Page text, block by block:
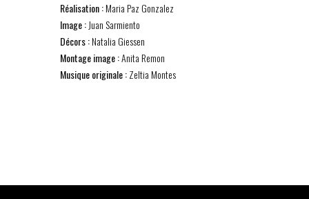
Réalisation :Maria Paz Gonzalez
Image :Juan Sarmiento
Décors :Natalia Giessen
Montage image :Anita Remon
Musique originale :Zeltia Montes